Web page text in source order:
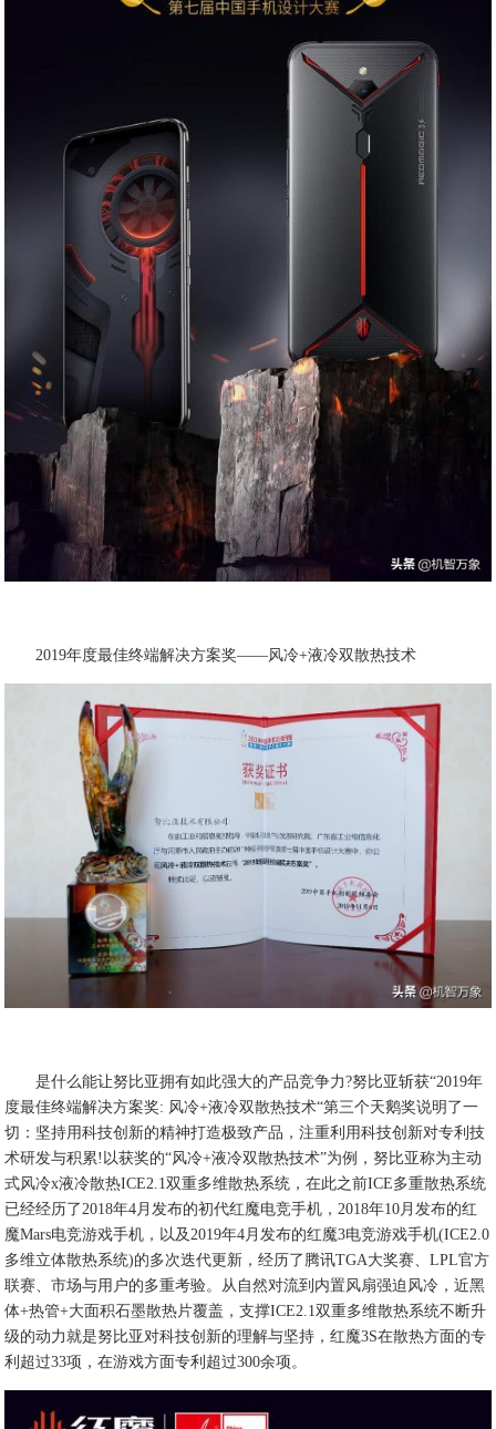
2019年度最佳终端解决方案奖——风冷+液冷双散热技术
是什么能让努比亚拥有如此强大的产品竞争力?努比亚斩获“2019年
度最佳终端解决方案奖: 风冷+液冷双散热技术“第三个天鹅奖说明了一
切：坚持用科技创新的精神打造极致产品，注重利用科技创新对专利技
术研发与积累!以获奖的“风冷+液冷双散热技术”为例，努比亚称为主动
式风冷x液冷散热ICE2.1双重多维散热系统，在此之前ICE多重散热系统
已经经历了2018年4月发布的初代红魔电竞手机，2018年10月发布的红
魔Mars电竞游戏手机，以及2019年4月发布的红魔3电竞游戏手机(ICE2.0
多维立体散热系统)的多次迭代更新，经历了腾讯TGA大奖赛、LPL官方
联赛、市场与用户的多重考验。从自然对流到内置风扇强迫风冷，近黑
体+热管+大面积石墨散热片覆盖，支撑ICE2.1双重多维散热系统不断升
级的动力就是努比亚对科技创新的理解与坚持，红魔3S在散热方面的专
利超过33项，在游戏方面专利超过300余项。